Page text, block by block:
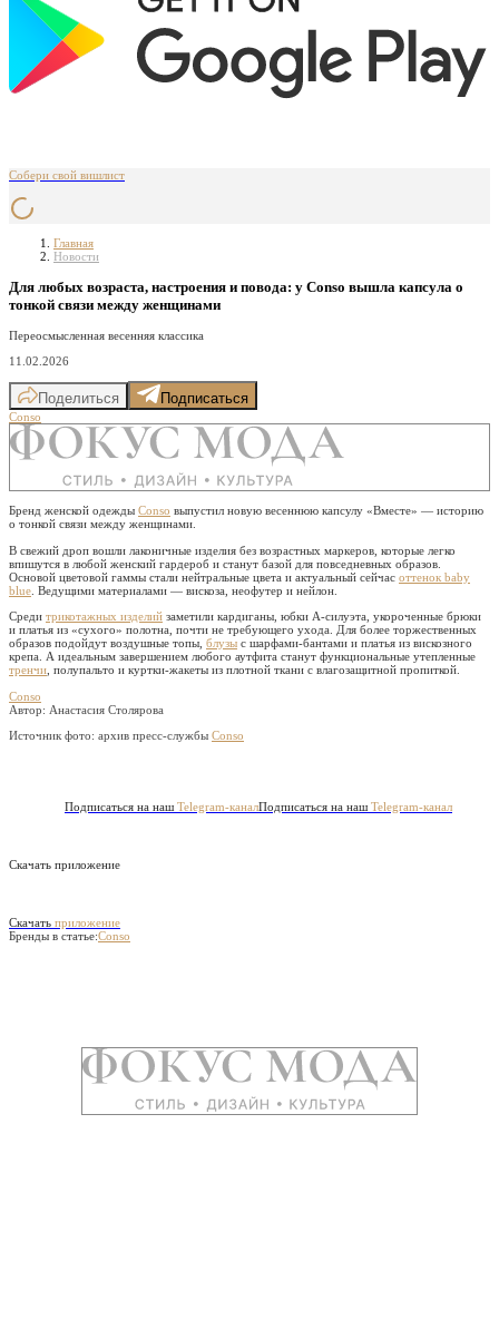
Собери свой вишлист
Главная
Новости
Для любых возраста, настроения и повода: у Conso вышла капсула о
тонкой связи между женщинами
Переосмысленная весенняя классика
11.02.2026
Поделиться Подписаться
Conso
Бренд женской одежды Conso выпустил новую весеннюю капсулу «Вместе» — историю
о тонкой связи между женщинами.
В свежий дроп вошли лаконичные изделия без возрастных маркеров, которые легко
впишутся в любой женский гардероб и станут базой для повседневных образов.
Основой цветовой гаммы стали нейтральные цвета и актуальный сейчас оттенок baby
blue . Ведущими материалами — вискоза, неофутер и нейлон.
Среди трикотажных изделий заметили кардиганы, юбки А-силуэта, укороченные брюки
и платья из «сухого» полотна, почти не требующего ухода. Для более торжественных
образов подойдут воздушные топы, блузы с шарфами-бантами и платья из вискозного
крепа. А идеальным завершением любого аутфита станут функциональные утепленные
тренчи , полупальто и куртки-жакеты из плотной ткани с влагозащитной пропиткой.
Conso
Автор: Анастасия Столярова
Источник фото: архив пресс-службы Conso
Подписаться на наш Telegram-каналПодписаться на наш Telegram-канал
Скачать приложение
Скачать приложение
Бренды в статье:Conso